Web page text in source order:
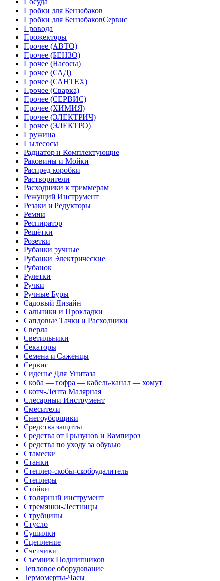
Посуда
Пробки для Бензобаков
Пробки для БензобаковСервис
Провода
Прожекторы
Прочее (АВТО)
Прочее (БЕНЗО)
Прочее (Насосы)
Прочее (САД)
Прочее (САНТЕХ)
Прочее (Сварка)
Прочее (СЕРВИС)
Прочее (ХИМИЯ)
Прочее (ЭЛЕКТРИЧ)
Прочее (ЭЛЕКТРО)
Пружина
Пылесосы
Радиатор и Комплектующие
Раковины и Мойки
Распред коробки
Растворители
Расходники к триммерам
Режущий Инструмент
Резаки и Редукторы
Ремни
Респиратор
Решётки
Розетки
Рубанки ручные
Рубанки Электрические
Рубанок
Рулетки
Ручки
Ручные Буры
Садовый Дизайн
Сальники и Прокладки
Сапдовые Тачки и Расходники
Сверла
Светильники
Секаторы
Семена и Саженцы
Сервис
Сиденье Для Унитаза
Скоба — гофра — кабель-канал — хомут
Скотч-Лента Малярная
Слесарный Инструмент
Смесители
Снегоуборщики
Средства защиты
Средства от Грызунов и Вампиров
Средства по уходу за обувью
Стамески
Станки
Степлер-скобы-скобоудалитель
Степлеры
Стойки
Столярный инструмент
Стремянки-Лестницы
Струбцины
Стусло
Сушилки
Сцепление
Счетчики
Съемник Подшипников
Тепловое оборудование
Термомерты-Часы